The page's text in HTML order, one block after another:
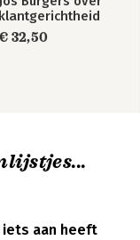
klantgerichtheid
32,50
iets aan heeft